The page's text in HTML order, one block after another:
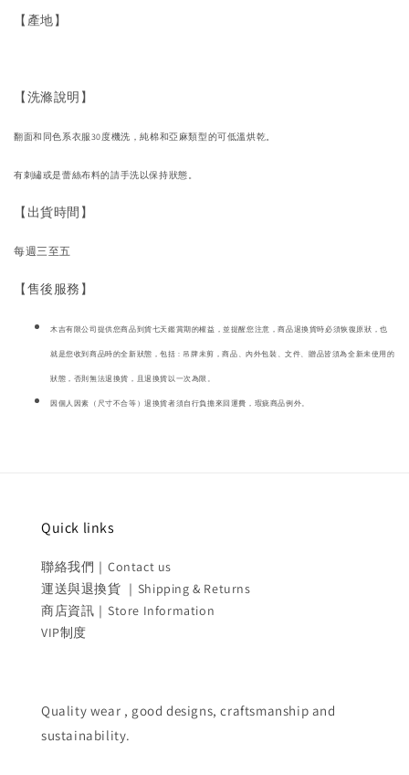
【產地】
【洗滌說明】
翻面和同色系衣服30度機洗，純棉和亞麻類型的可低溫烘乾。
有刺繡或是蕾絲布料的請手洗以保持狀態。
【出貨時間】
每週三至五
【售後服務】
木吉有限公司提供您商品到貨七天鑑賞期的權益，並提醒您注意，商品退換貨時必須恢復原狀，也
就是您收到商品時的全新狀態，包括 : 吊牌未剪，商品、內外包裝、文件、贈品皆須為全新未使用的
狀態，否則無法退換貨，且退換貨以一次為限。
因個人因素（尺寸不合等）退換貨者須自行負擔來回運費，瑕疵商品例外。
Quick links
聯絡我們｜Contact us
運送與退換貨 ｜Shipping & Returns
商店資訊｜Store Information
VIP制度
Quality wear , good designs, craftsmanship and
sustainability.